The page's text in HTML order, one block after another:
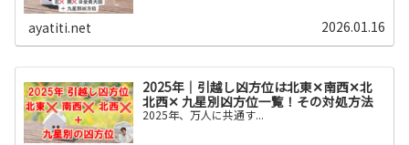
ayatiti.net 2026.01.16
2025年｜引越し凶方位は北東✕南西✕北
北西✕ 九星別凶方位一覧！その対処方法
2025年、万人に共通す...